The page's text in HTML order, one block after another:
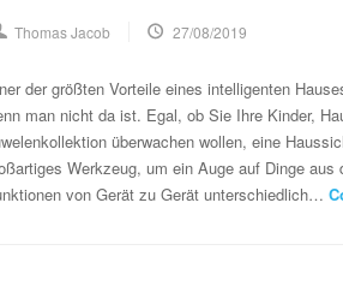
Thomas Jacob 27/08/2019
der größten Vorteile eines intelligenten
man nicht da ist. Egal, ob Sie Ihre Kinder,
überwachen wollen, eine
Werkzeug, um ein Auge auf Dinge aus
von Gerät zu Gerät unterschiedlich…